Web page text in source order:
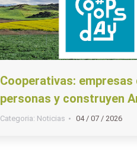
Cooperativas: empresas
personas y construyen
Categoria: Noticias 04 / 07 / 2026